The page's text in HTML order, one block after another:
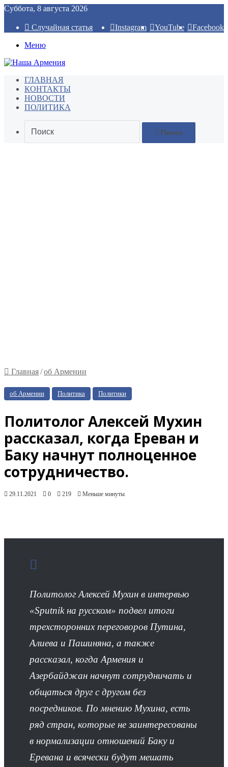
Суббота, 8 августа 2026
Facebook
YouTube
Instagram
Случайная статья
Меню
ГЛАВНАЯ
КОНТАКТЫ
НОВОСТИ
ПОЛИТИКА
Поиск
Главная/об Армении
об Армении Политика Политики
Политолог Алексей Мухин
рассказал, когда Ереван и
Баку начнут полноценное
сотрудничество.
29.11.2021 0 219 Меньше минуты
Политолог Алексей Мухин в интервью
«Sputnik на русском» подвел итоги
трехсторонних переговоров Путина,
Алиева и Пашиняна, а также
рассказал, когда Армения и
Азербайджан начнут сотрудничать и
общаться друг с другом без
посредников. По мнению Мухина, есть
ряд стран, которые не заинтересованы
в нормализации отношений Баку и
Еревана и всячески будут мешать